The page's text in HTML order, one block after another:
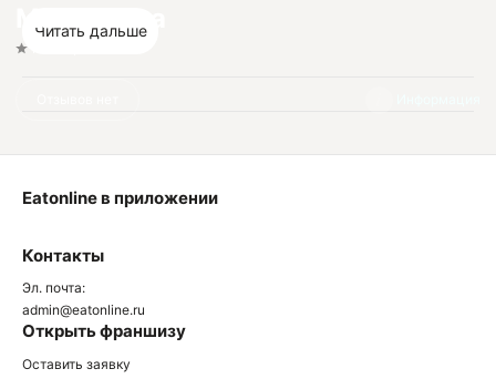
Мама Фета
Читать дальше
Контакты
Эл. почта:
admin@eatonline.ru
Открыть франшизу
Оставить заявку
Eatonline в приложении